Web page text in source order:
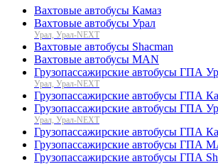
Вахтовые автобусы Камаз
Вахтовые автобусы Урал
Урал, Урал-NEXT
Вахтовые автобусы Shacman
Вахтовые автобусы MAN
Грузопассажирские автобусы ГПА
Урал, Урал-NEXT
Грузопассажирские автобусы ГПА
Грузопассажирские автобусы ГПА
Урал, Урал-NEXT
Грузопассажирские автобусы ГПА
Грузопассажирские автобусы ГПА
Грузопассажирские автобусы ГПА